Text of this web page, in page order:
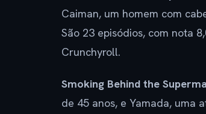
Caiman, um homem com
São 23 episódios, com nota
Crunchyroll.
Smoking Behind the
de 45 anos, e Yamada, uma